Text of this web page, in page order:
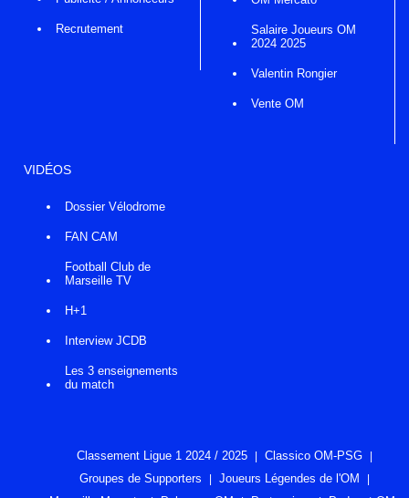
Recrutement
Salaire Joueurs OM
2024 2025
Valentin Rongier
Vente OM
VIDÉOS
Dossier Vélodrome
FAN CAM
Football Club de
Marseille TV
H+1
Interview JCDB
Les 3 enseignements
du match
Classement Ligue 1 2024 / 2025
Classico OM-PSG
Groupes de Supporters
Joueurs Légendes de l'OM